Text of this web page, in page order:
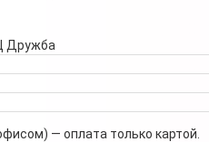
Дружба
— оплата только картой.